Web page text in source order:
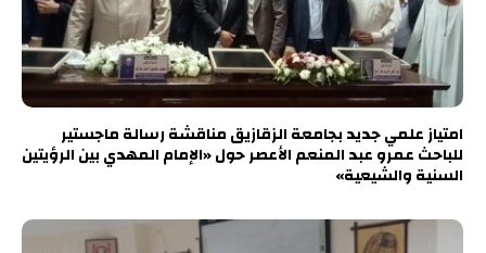
امتياز علمي جديد بجامعة الزقازيق مناقشة رسالة ماجستير
للباحث عمرو عبد المنعم الأعصر حول «الإمام المهدي بين الرؤيتين
السنية والشيعية»